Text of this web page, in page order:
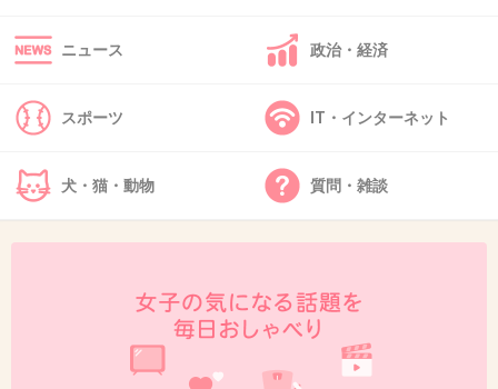
浪人時代、全く勉強の方法がわからない所から
毎日10時間勉強してマーチに合格、
脳ミソ溶けるかと思った。
お陰で今の旦那に出会えたし、自分に自信が持
てました♪
+15 -2
ニュース 政治・経済
スポーツ IT・インターネット
犬・猫・動物 質問・雑談